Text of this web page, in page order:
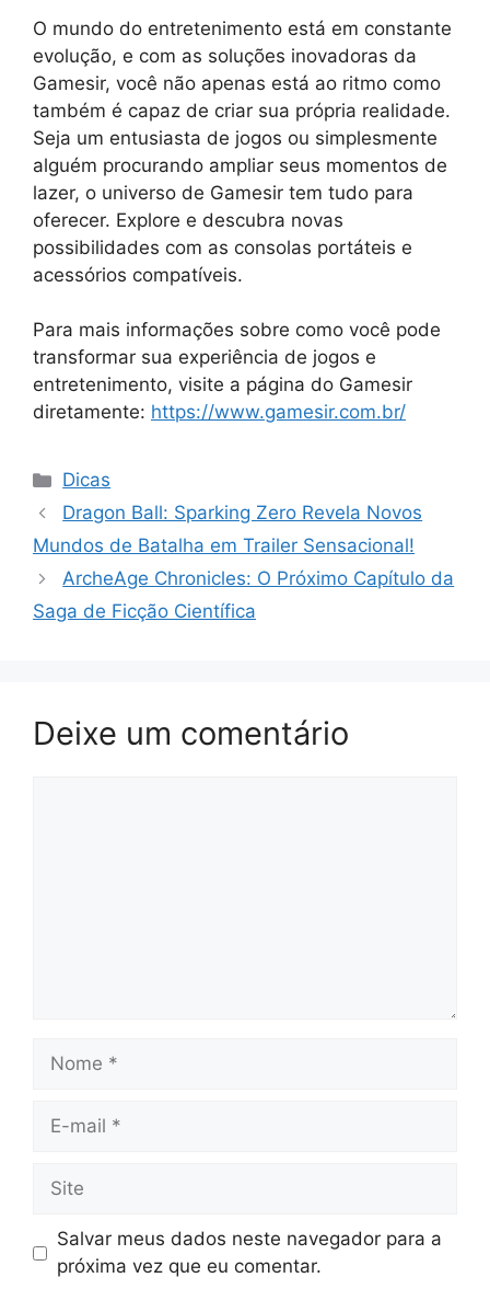
O mundo do entretenimento está em constante
evolução, e com as soluções inovadoras da
Gamesir, você não apenas está ao ritmo como
também é capaz de criar sua própria realidade.
Seja um entusiasta de jogos ou simplesmente
alguém procurando ampliar seus momentos de
lazer, o universo de Gamesir tem tudo para
oferecer. Explore e descubra novas
possibilidades com as consolas portáteis e
acessórios compatíveis.
Para mais informações sobre como você pode
transformar sua experiência de jogos e
entretenimento, visite a página do Gamesir
diretamente: https://www.gamesir.com.br/
Categorias
Dicas
Dragon Ball: Sparking Zero Revela Novos
Mundos de Batalha em Trailer Sensacional!
ArcheAge Chronicles: O Próximo Capítulo da
Saga de Ficção Científica
Deixe um comentário
Nome
Site
Salvar meus dados neste navegador para a
próxima vez que eu comentar.